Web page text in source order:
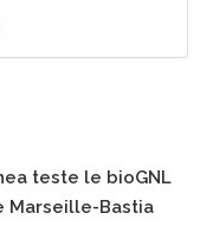
teste le bioGNL
Marseille-Bastia